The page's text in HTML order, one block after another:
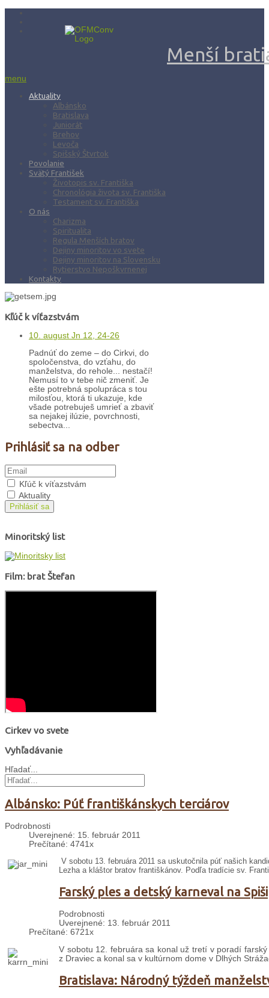
Menší
menu
Aktuality
Albánsko
Bratislava
Juniorát
Brehov
Levoča
Spišský Štvrtok
Povolanie
Svätý František
Životopis sv. Františka
Chronológia života sv. Františka
Testament sv. Františka
O nás
Charizma
Spiritualita
Regula Menších bratov
Dejiny minoritov vo svete
Dejiny minoritov na Slovensku
Rytierstvo Nepoškvrnenej
Kontakty
Kľúč k víťazstvám
10. august Jn 12, 24-26
Padnúť do zeme – do Cirkvi, do
spoločenstva, do vzťahu, do
manželstva, do rehole... nestačí!
Nemusí to v tebe nič zmeniť. Je
ešte potrebná spolupráca s tou
milosťou, ktorá ti ukazuje, kde
všade potrebuješ umrieť a zbaviť
sa nejakej ilúzie, povrchnosti,
sebectva...
Prihlásiť sa na odber
Kľúč k víťazstvám
Aktuality
Prihlásiť sa
Minoritský list
Film: brat Štefan
Cirkev vo svete
Vyhľadávanie
Hľadať...
Albánsko: Púť františkánskych terciárov
Podrobnosti
Uverejnené: 15. február 2011
Prečítané: 4741x
V sobotu 13. februára 2011 sa uskutočnila púť našich
Lezha a kláštor bratov františkánov. Podľa tradície sv.
Farský ples a detský karneval na Spiši
Podrobnosti
Uverejnené: 13. február 2011
Prečítané: 6721x
V sobotu 12. februára sa konal už tretí v poradí
z Draviec a konal sa v kultúrnom dome v Dlhých
Bratislava: Národný týždeň